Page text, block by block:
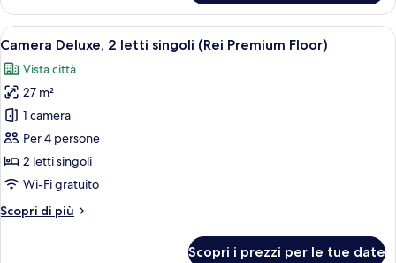
Premium,
ad
angolo
Floor)
Apri
tutte
le
foto
per
Camera
Deluxe,
2
singoli
Una camera da letto moderna con
16
Camera Deluxe, 2 letti singoli (Rei Premium Floor)
Vista città
27 m²
1 camera
Per 4 persone
2 letti singoli
Wi-Fi gratuito
Scopri di più
Altri
Scopri i prezzi per le tue date